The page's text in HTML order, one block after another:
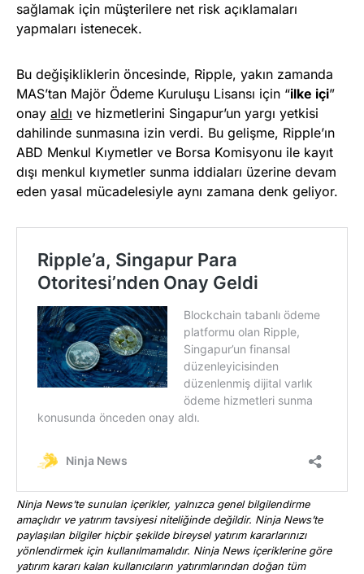
sağlamak için müşterilere net risk açıklamaları
yapmaları istenecek.
Bu değişikliklerin öncesinde, Ripple, yakın zamanda
MAS’tan Majör Ödeme Kuruluşu Lisansı için “ilke içi”
onay aldı ve hizmetlerini Singapur’un yargı yetkisi
dahilinde sunmasına izin verdi. Bu gelişme, Ripple’ın
ABD Menkul Kıymetler ve Borsa Komisyonu ile kayıt
dışı menkul kıymetler sunma iddiaları üzerine devam
eden yasal mücadelesiyle aynı zamana denk geliyor.
Ninja News’te sunulan içerikler, yalnızca genel bilgilendirme
amaçlıdır ve yatırım tavsiyesi niteliğinde değildir. Ninja News’te
paylaşılan bilgiler hiçbir şekilde bireysel yatırım kararlarınızı
yönlendirmek için kullanılmamalıdır. Ninja News içeriklerine göre
yatırım kararı kalan kullanıcıların yatırımlarından doğan tüm